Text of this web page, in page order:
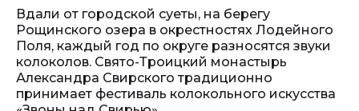
Вдали от городской суеты, на берегу
Рощинского озера в окрестностях Лодейного
Поля, каждый год по округе разносятся звуки
колоколов. Свято-Троицкий монастырь
Александра Свирского традиционно
принимает фестиваль колокольного искусства